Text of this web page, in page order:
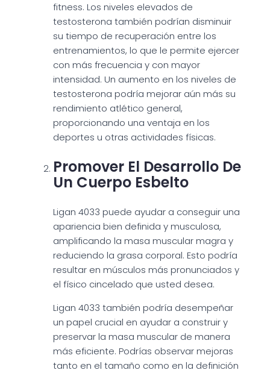
fitness. Los niveles elevados de
testosterona también podrían disminuir
su tiempo de recuperación entre los
entrenamientos, lo que le permite ejercer
con más frecuencia y con mayor
intensidad. Un aumento en los niveles de
testosterona podría mejorar aún más su
rendimiento atlético general,
proporcionando una ventaja en los
deportes u otras actividades físicas.
Promover El Desarrollo De
Un Cuerpo Esbelto
Ligan 4033 puede ayudar a conseguir una
apariencia bien definida y musculosa,
amplificando la masa muscular magra y
reduciendo la grasa corporal. Esto podría
resultar en músculos más pronunciados y
el físico cincelado que usted desea.
Ligan 4033 también podría desempeñar
un papel crucial en ayudar a construir y
preservar la masa muscular de manera
más eficiente. Podrías observar mejoras
tanto en el tamaño como en la definición